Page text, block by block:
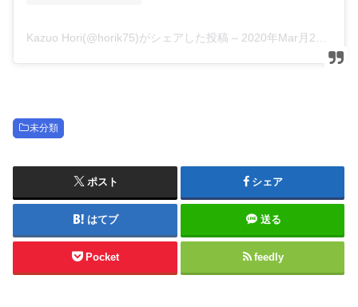
Kazuo Hori(@horik75)がシェアした投稿 – 2020年Mar月21日am2時58分PDT
未分類
ポスト シェア
はてブ 送る
Pocket feedly